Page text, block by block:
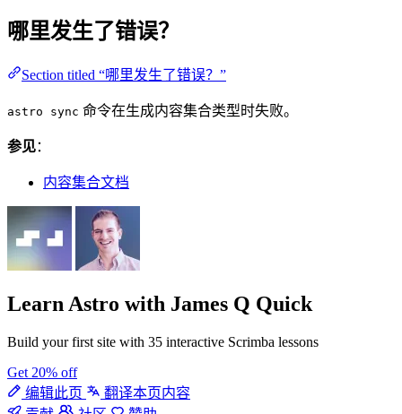
哪里发生了错误？
Section titled “哪里发生了错误？”
astro sync 命令在生成内容集合类型时失败。
参见：
内容集合文档
Learn Astro with James Q Quick
Build your first site with 35 interactive Scrimba lessons
Get 20% off
编辑此页
翻译本页内容